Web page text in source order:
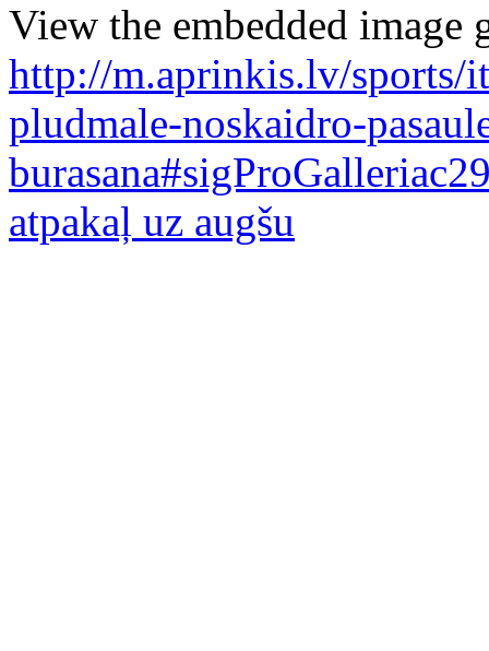
View the embedded image
http://m.aprinkis.lv/sports/
pludmale-noskaidro-
atpakaļ uz augšu